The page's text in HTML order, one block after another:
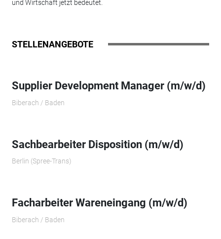
und Wirtschaft jetzt bedeutet.
STELLENANGEBOTE
Supplier Development Manager (m/w/d)
Biberach / Baden
Sachbearbeiter Disposition (m/w/d)
Berlin (Spree-Trans)
Facharbeiter Wareneingang (m/w/d)
Biberach / Baden